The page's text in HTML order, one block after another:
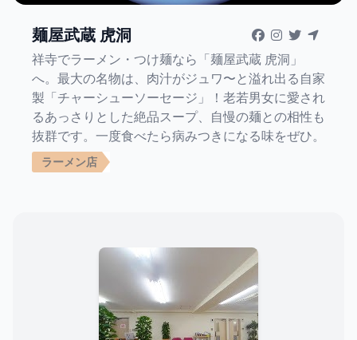
麺屋武蔵 虎洞
祥寺でラーメン・つけ麺なら「麺屋武蔵 虎洞」
へ。最大の名物は、肉汁がジュワ〜と溢れ出る自家
製「チャーシューソーセージ」！老若男女に愛され
るあっさりとした絶品スープ、自慢の麺との相性も
抜群です。一度食べたら病みつきになる味をぜひ。
ラーメン店